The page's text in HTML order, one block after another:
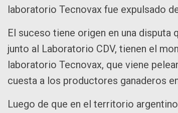
laboratorio Tecnovax fue expulsado
El suceso tiene origen en una
junto al Laboratorio CDV, tienen el
laboratorio Tecnovax, que viene
cuesta a los productores ganaderos
Luego de que en el territorio